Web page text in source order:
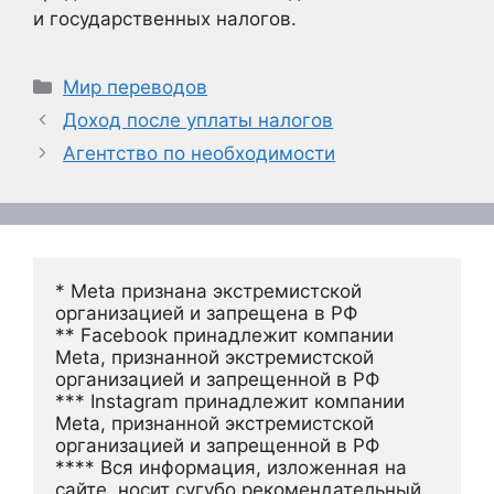
и государственных налогов.
Рубрики
Мир переводов
Доход после уплаты налогов
Агентство по необходимости
* Meta признана экстремистской
организацией и запрещена в РФ
** Facebook принадлежит компании
Meta, признанной экстремистской
организацией и запрещенной в РФ
*** Instagram принадлежит компании
Meta, признанной экстремистской
организацией и запрещенной в РФ
**** Вся информация, изложенная на
сайте, носит сугубо рекомендательный